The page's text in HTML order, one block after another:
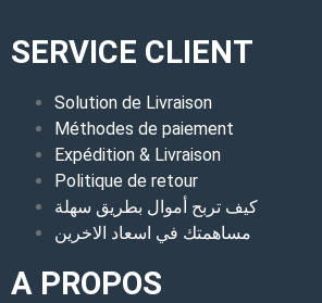
SERVICE CLIENT
Solution de Livraison
Méthodes de paiement
Expédition & Livraison
Politique de retour
كيف تربح أموال بطريق سهلة
مساهمتك في اسعاد الاخرين
A PROPOS